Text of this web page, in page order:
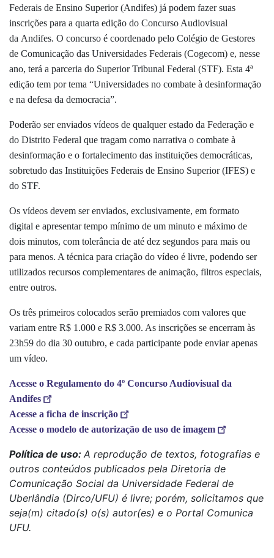
Federais de Ensino Superior(Andifes) já podem fazer suas
inscrições para a quarta edição do Concurso Audiovisual
da Andifes. O concurso é coordenado pelo Colégio de Gestores
de Comunicação das Universidades Federais (Cogecom) e, nesse
ano, terá a parceria do Superior Tribunal Federal (STF). Esta 4ª
edição tem por tema “Universidades no combate à desinformação
e na defesa da democracia”.
Poderão ser enviados vídeos de qualquer estado da Federação e
do Distrito Federal que tragam como narrativa o combate à
desinformação e o fortalecimento das instituições democráticas,
sobretudo das Instituições Federais de Ensino Superior (IFES) e
do STF.
Os vídeos devem ser enviados, exclusivamente, em formato
digital e apresentar tempo mínimo de um minuto e máximo de
dois minutos, com tolerância de até dez segundos para mais ou
para menos. A técnica para criação do vídeo é livre, podendo ser
utilizados recursos complementares de animação, filtros especiais,
entre outros.
Os três primeiros colocados serão premiados com valores que
variam entre R$ 1.000 e R$ 3.000. As inscrições se encerram às
23h59 do dia 30 outubro, e cada participante pode enviar apenas
um vídeo.
Acesse o Regulamento do 4º Concurso Audiovisual da
Andifes
Acesse a ficha de inscrição
Acesse o modelo de autorização de uso de imagem
Política de uso: A reprodução de textos, fotografias e
outros conteúdos publicados pela Diretoria de
Comunicação Social da Universidade Federal de
Uberlândia (Dirco/UFU) é livre; porém, solicitamos que
seja(m) citado(s) o(s) autor(es) e o Portal Comunica
UFU.